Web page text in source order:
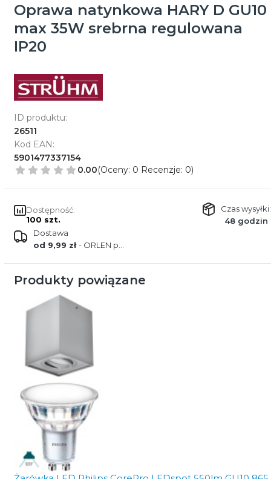
Oprawa natynkowa HARY D GU10
max 35W srebrna regulowana
IP20
ID produktu:
26511
Kod EAN:
5901477337154
0.00(Oceny: 0 Recenzje: 0)
Dostępność:
100 szt.
Czas wysyłki:
48 godzin
Dostawa
od 9,99 zł- ORLEN paczka
Produkty powiązane